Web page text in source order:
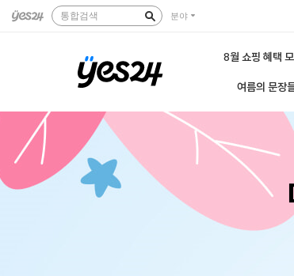
통합검색 분야
8월 쇼핑 혜택
여름의 문장